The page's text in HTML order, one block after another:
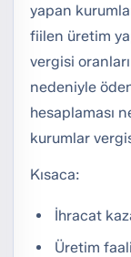
yapan
fiilen üretim
vergisi
nedeniyle
hesaplaması
kurumlar
Kısaca:
İhracat
Üretim